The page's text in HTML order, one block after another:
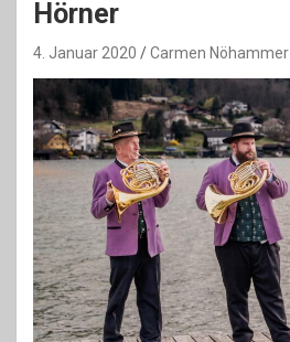
Hörner
4. Januar 2020 Carmen Nöhammer